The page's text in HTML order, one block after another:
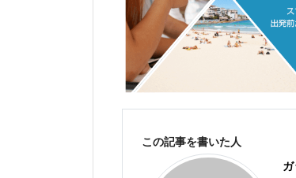
この記事を書いた人